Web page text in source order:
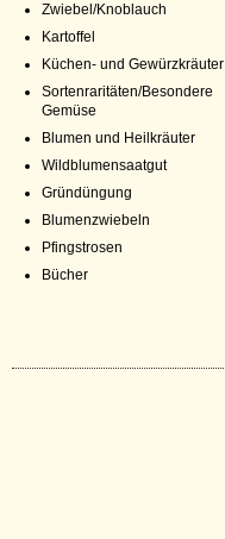
Zwiebel/Knoblauch
Kartoffel
Küchen- und Gewürzkräuter
Sortenraritäten/Besondere
Gemüse
Blumen und Heilkräuter
Wildblumensaatgut
Gründüngung
Blumenzwiebeln
Pfingstrosen
Bücher